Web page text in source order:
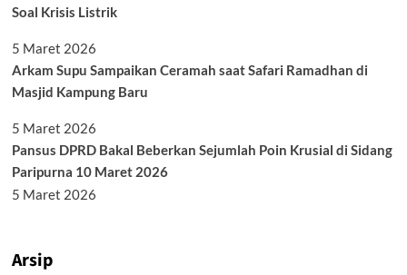
Soal Krisis Listrik
5 Maret 2026
Arkam Supu Sampaikan Ceramah saat Safari Ramadhan di
Masjid Kampung Baru
5 Maret 2026
Pansus DPRD Bakal Beberkan Sejumlah Poin Krusial di Sidang
Paripurna 10 Maret 2026
5 Maret 2026
Arsip